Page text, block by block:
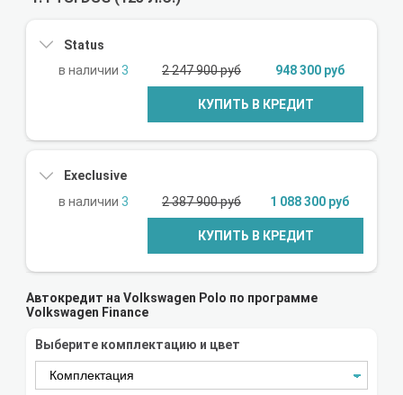
Status
3
2 247 900 руб 948 300 руб
КУПИТЬ В КРЕДИТ
Execlusive
3
2 387 900 руб 1 088 300 руб
КУПИТЬ В КРЕДИТ
Автокредит на Volkswagen Polo по программе
Volkswagen Finance
Выберите комплектацию и цвет